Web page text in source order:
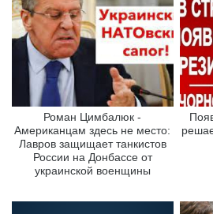
Роман Цимбалюк -
Американцам здесь не место:
Лавров защищает танкистов
России на Донбассе от
украинской военщины